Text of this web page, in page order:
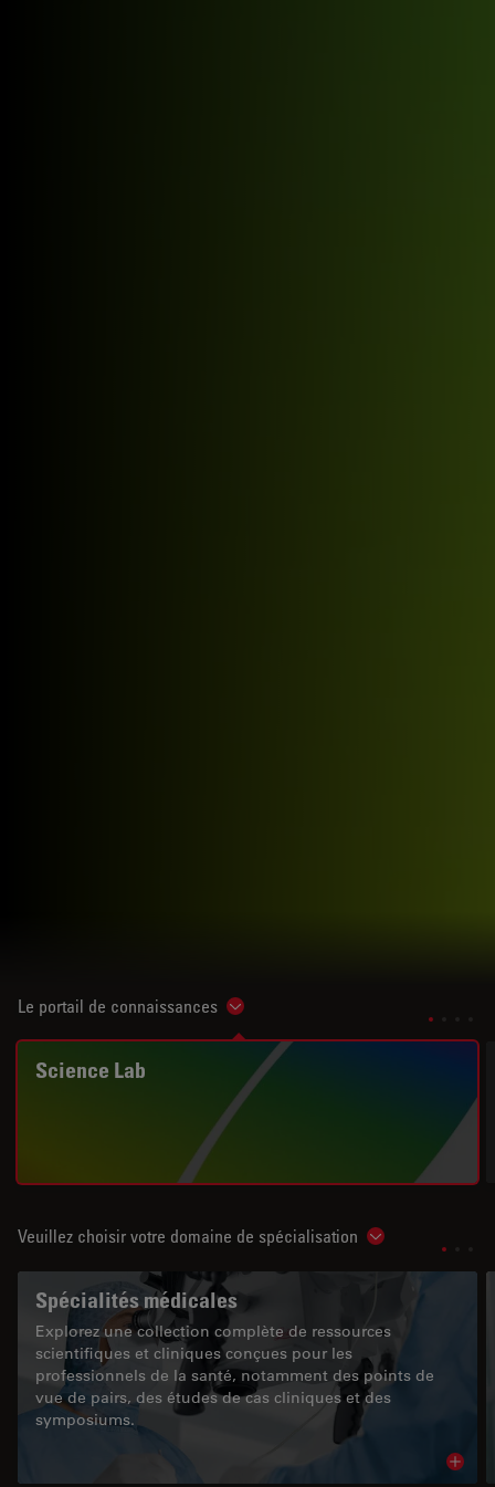
Le portail de connaissances Show subnavigation
Science Lab
Veuillez choisir votre domaine de spécialisation Show
Spécialités médicales
Explorez une collection complète de ressources
scientifiques et cliniques conçues pour les
professionnels de la santé, notamment des points de
vue de pairs, des études de cas cliniques et des
symposiums.